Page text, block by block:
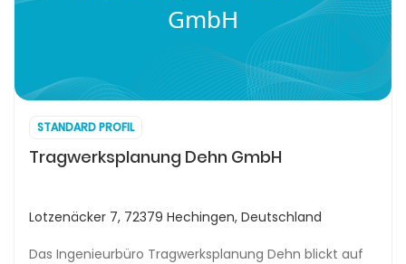
GmbH
STANDARD PROFIL
Tragwerksplanung Dehn GmbH
Lotzenäcker 7, 72379 Hechingen, Deutschland
Das Ingenieurbüro Tragwerksplanung Dehn blickt auf